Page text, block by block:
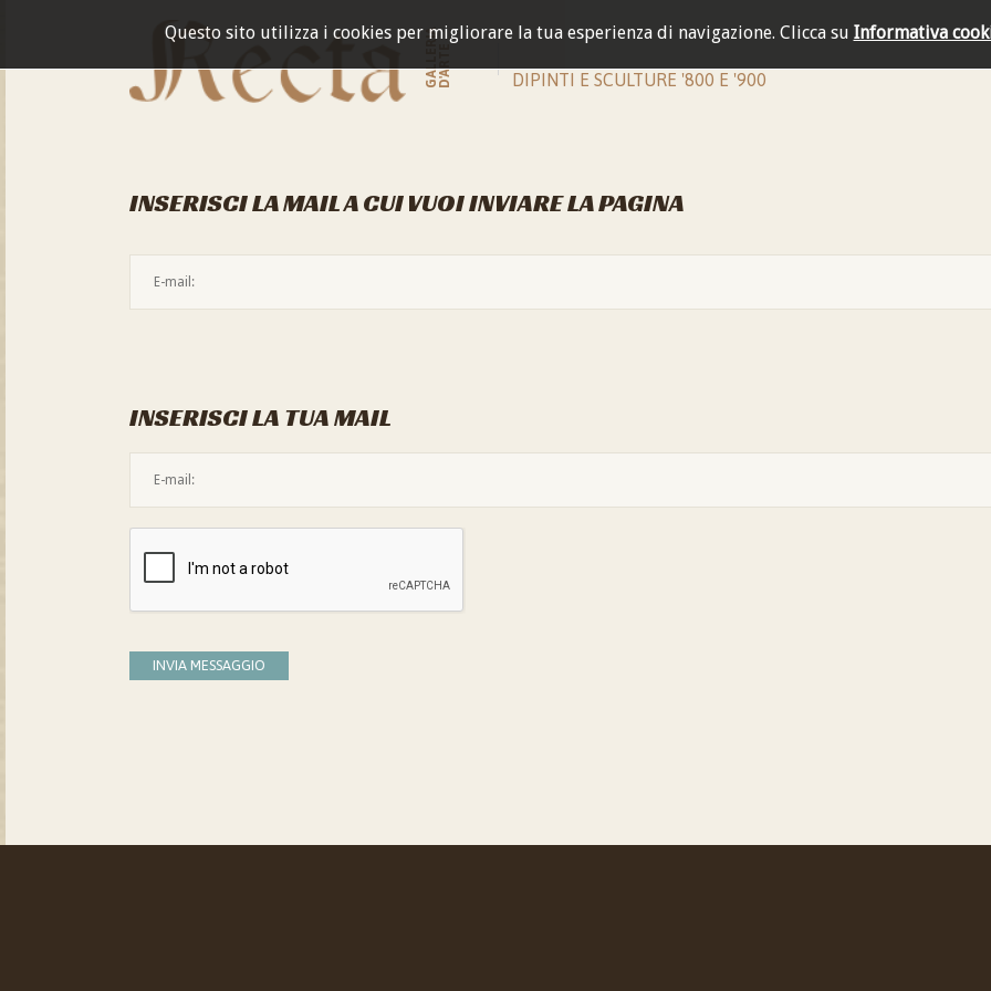
Questo sito utilizza i cookies per migliorare la tua esperienza di navigazione. Clicca su Informativa
GALLERIAD'ARTE DIPINTI E SCULTURE '800 E '900
INSERISCI LA MAIL A CUI VUOI INVIARE LA PAGINA
INSERISCI LA TUA MAIL
INVIA MESSAGGIO